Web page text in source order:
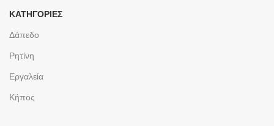
ΚΑΤΗΓΟΡΙΕΣ
Δάπεδο
Ρητίνη
Εργαλεία
Κήπος